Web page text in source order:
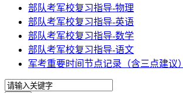
部队考军校复习指导-物理
部队考军校复习指导-英语
部队考军校复习指导-数学
部队考军校复习指导-语文
军考重要时间节点记录（含三点建议）